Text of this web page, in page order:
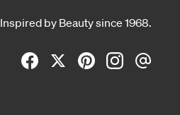
Inspired by Beauty since 1968.